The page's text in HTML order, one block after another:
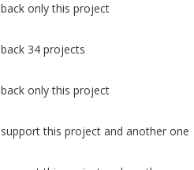
back only this project
back 34 projects
back only this project
support this project and another one